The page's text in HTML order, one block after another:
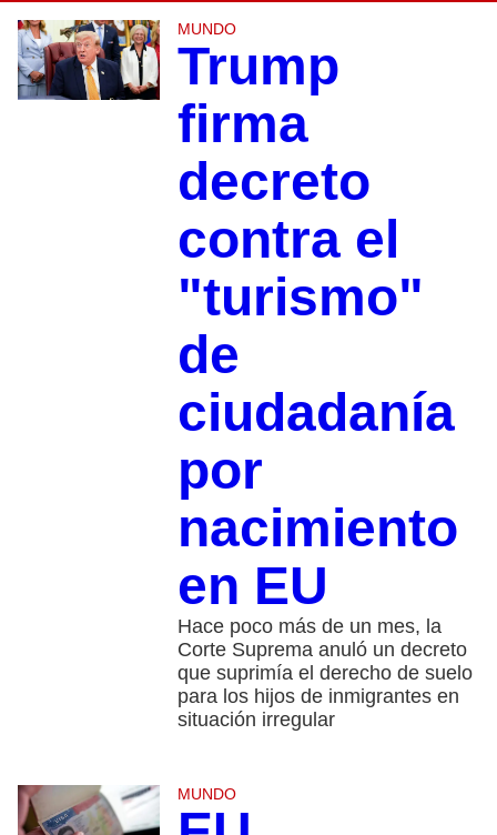
MUNDO
Trump
firma
decreto
contra el
"turismo"
de
ciudadanía
por
nacimiento
en EU
Hace poco más de un mes, la
Corte Suprema anuló un decreto
que suprimía el derecho de suelo
para los hijos de inmigrantes en
situación irregular
MUNDO